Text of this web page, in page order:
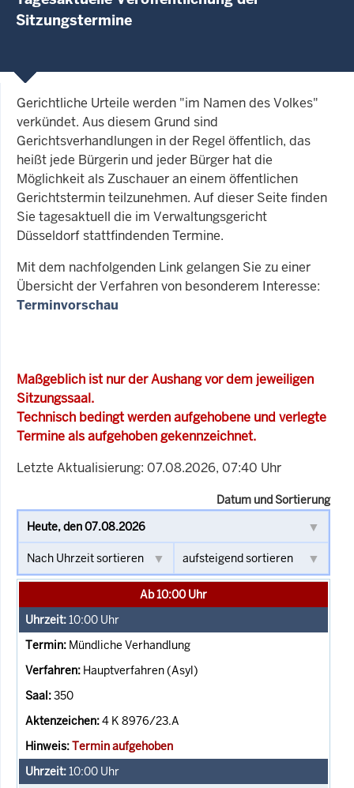
Sitzungstermine
Gerichtliche Urteile werden "im Namen des Volkes"
verkündet. Aus diesem Grund sind
Gerichtsverhandlungen in der Regel öffentlich, das
heißt jede Bürgerin und jeder Bürger hat die
Möglichkeit als Zuschauer an einem öffentlichen
Gerichtstermin teilzunehmen. Auf dieser Seite finden
Sie tagesaktuell die im Verwaltungsgericht
Düsseldorf stattfindenden Termine.
Mit dem nachfolgenden Link gelangen Sie zu einer
Übersicht der Verfahren von besonderem Interesse:
Terminvorschau
Maßgeblich ist nur der Aushang vor dem jeweiligen
Sitzungssaal.
Technisch bedingt werden aufgehobene und verlegte
Termine als aufgehoben gekennzeichnet.
Letzte Aktualisierung: 07.08.2026, 07:40 Uhr
Datum und Sortierung
Ab 10:00 Uhr
10:00 Uhr
Mündliche Verhandlung
Hauptverfahren (Asyl)
350
4 K 8976/23.A
Termin aufgehoben
10:00 Uhr